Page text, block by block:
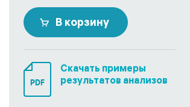
В корзину
PDF
Скачать примеры
результатов анализов